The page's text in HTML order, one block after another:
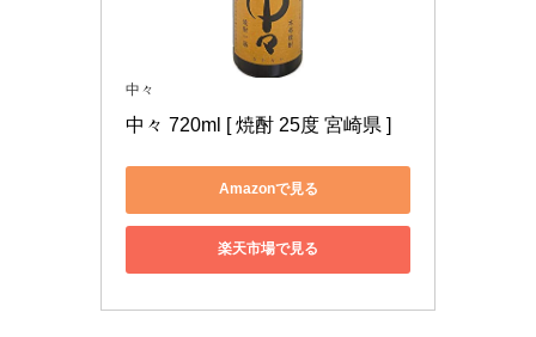
中々
中々 720ml [ 焼酎 25度 宮崎県 ]
Amazonで見る
楽天市場で見る